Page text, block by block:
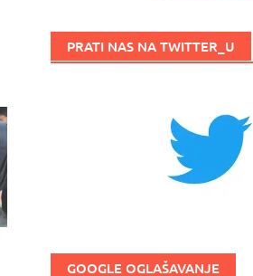
PRATI NAS NA TWITTER_U
GOOGLE OGLAŠAVANJE